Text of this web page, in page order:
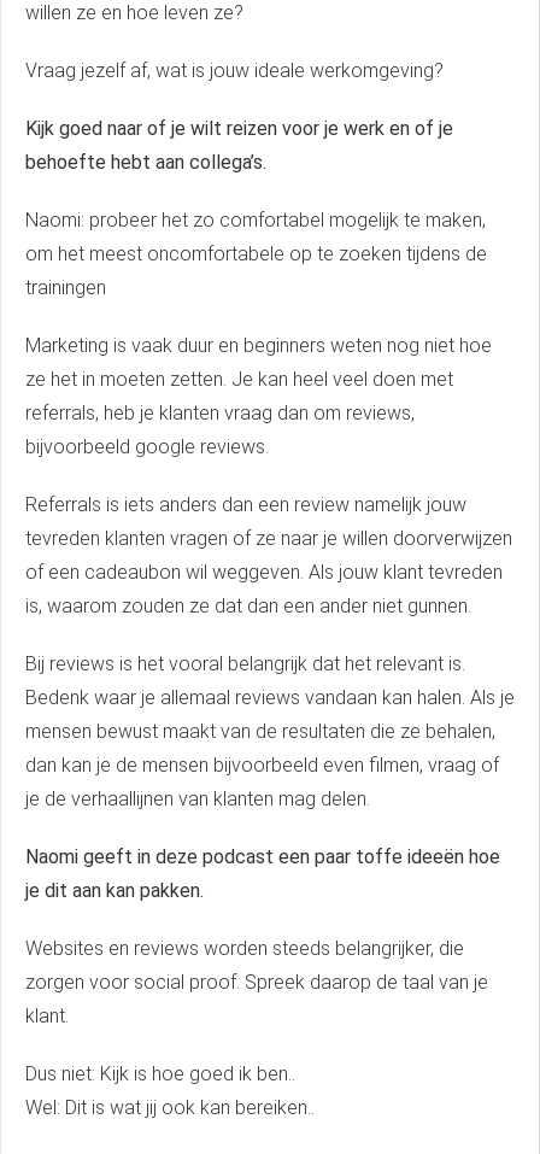
willen ze en hoe leven ze?
Vraag jezelf af, wat is jouw ideale werkomgeving?
Kijk goed naar of je wilt reizen voor je werk en of je
behoefte hebt aan collega’s.
Naomi: probeer het zo comfortabel mogelijk te maken,
om het meest oncomfortabele op te zoeken tijdens de
trainingen
Marketing is vaak duur en beginners weten nog niet hoe
ze het in moeten zetten. Je kan heel veel doen met
referrals, heb je klanten vraag dan om reviews,
bijvoorbeeld google reviews.
Referrals is iets anders dan een review namelijk jouw
tevreden klanten vragen of ze naar je willen doorverwijzen
of een cadeaubon wil weggeven. Als jouw klant tevreden
is, waarom zouden ze dat dan een ander niet gunnen.
Bij reviews is het vooral belangrijk dat het relevant is.
Bedenk waar je allemaal reviews vandaan kan halen. Als je
mensen bewust maakt van de resultaten die ze behalen,
dan kan je de mensen bijvoorbeeld even filmen, vraag of
je de verhaallijnen van klanten mag delen.
Naomi geeft in deze podcast een paar toffe ideeën hoe
je dit aan kan pakken.
Websites en reviews worden steeds belangrijker, die
zorgen voor social proof. Spreek daarop de taal van je
klant.
Dus niet: Kijk is hoe goed ik ben..
Wel: Dit is wat jij ook kan bereiken..